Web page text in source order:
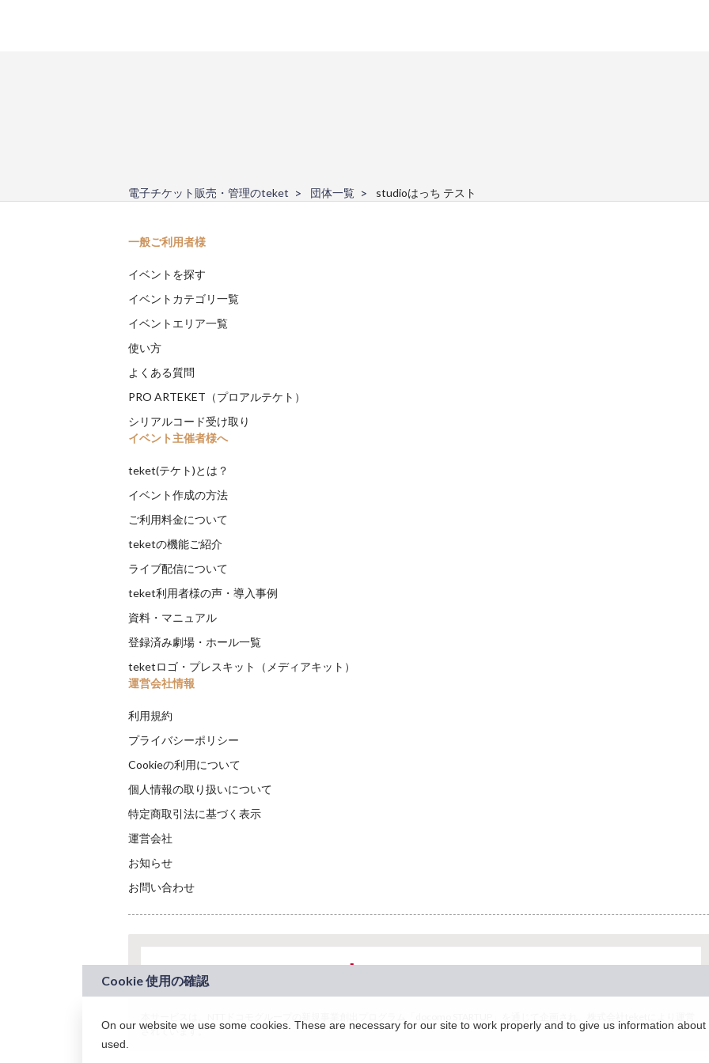
電子チケット販売・管理のteket 団体一覧 studioはっち テスト
一般ご利用者様
イベントを探す
イベントカテゴリ一覧
イベントエリア一覧
使い方
よくある質問
PRO ARTEKET（プロアルテケト）
シリアルコード受け取り
イベント主催者様へ
teket(テケト)とは？
イベント作成の方法
ご利用料金について
teketの機能ご紹介
ライブ配信について
teket利用者様の声・導入事例
資料・マニュアル
登録済み劇場・ホール一覧
teketロゴ・プレスキット（メディアキット）
運営会社情報
利用規約
プライバシーポリシー
Cookieの利用について
個人情報の取り扱いについて
特定商取引法に基づく表示
運営会社
お知らせ
お問い合わせ
されています。
On our website we use some cookies. These are necessary for our site to work properly and to give us information
used.